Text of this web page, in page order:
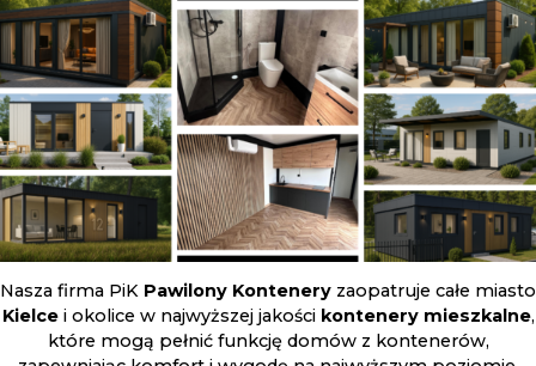
Nasza firma PiK Pawilony Kontenery zaopatruje całe miasto
Kielce i okolice w najwyższej jakości kontenery mieszkalne,
które mogą pełnić funkcję domów z kontenerów,